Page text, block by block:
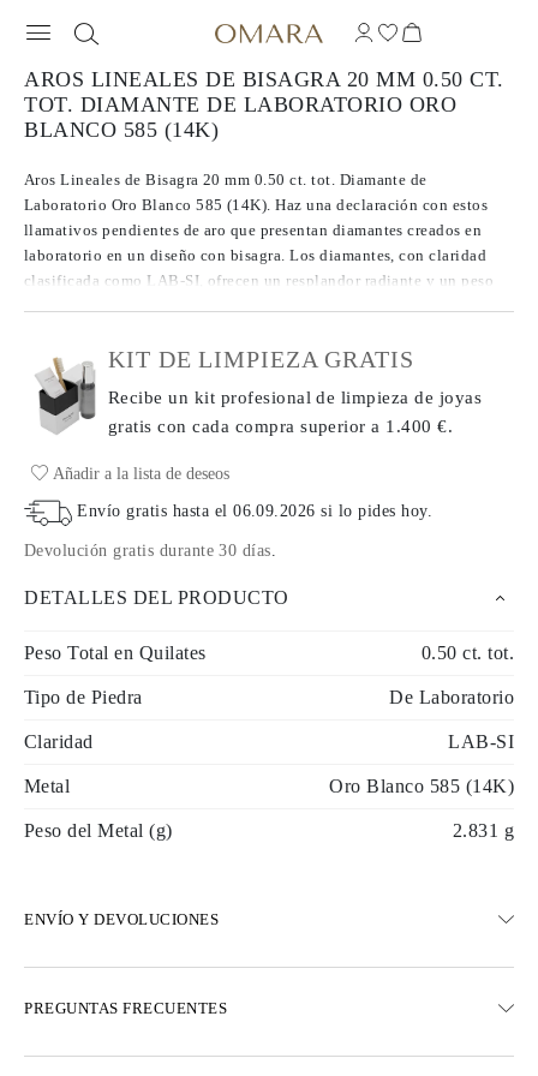
AROS LINEALES DE BISAGRA 20 MM 0.50 CT.
TOT. DIAMANTE DE LABORATORIO ORO
BLANCO 585 (14K)
Aros Lineales de Bisagra 20 mm 0.50 ct. tot. Diamante de
Laboratorio Oro Blanco 585 (14K). Haz una declaración con estos
llamativos pendientes de aro que presentan diamantes creados en
laboratorio en un diseño con bisagra. Los diamantes, con claridad
clasificada como LAB-SI, ofrecen un resplandor radiante y un peso
KIT DE LIMPIEZA GRATIS
Recibe un kit profesional de limpieza de joyas
gratis con cada comprasuperior a 1.400 €.
Añadir a la lista de deseos
Envío gratis hasta el06.09.2026 si lo pides hoy.
Devolución gratis durante 30 días.
DETALLES DEL PRODUCTO
Peso Total en Quilates 0.50 ct. tot.
Tipo de Piedra De Laboratorio
Claridad LAB-SI
Metal Oro Blanco 585 (14K)
Peso del Metal (g) 2.831 g
ENVÍO Y DEVOLUCIONES
Opciones de entrega exprés también están disponibles
PREGUNTAS FRECUENTES